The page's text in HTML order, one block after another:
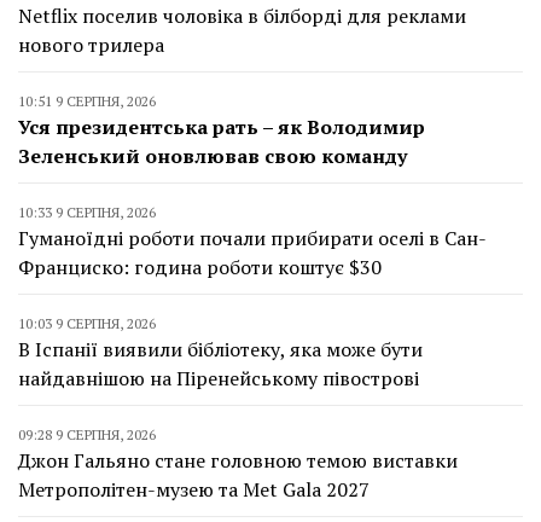
Netflix поселив чоловіка в білборді для реклами
нового трилера
10:51 9 СЕРПНЯ, 2026
Уся президентська рать – як Володимир
Зеленський оновлював свою команду
10:33 9 СЕРПНЯ, 2026
Гуманоїдні роботи почали прибирати оселі в Сан-
Франциско: година роботи коштує $30
10:03 9 СЕРПНЯ, 2026
В Іспанії виявили бібліотеку, яка може бути
найдавнішою на Піренейському півострові
09:28 9 СЕРПНЯ, 2026
Джон Гальяно стане головною темою виставки
Метрополітен-музею та Met Gala 2027